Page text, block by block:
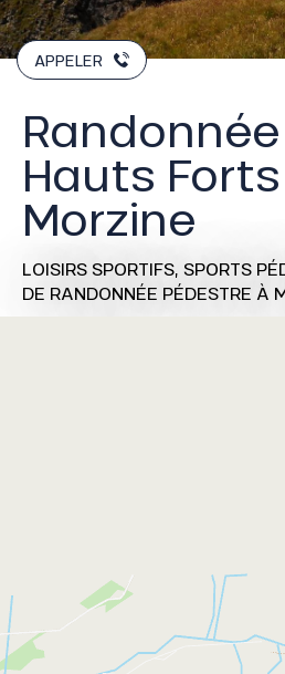
APPELER
Hauts
Morzine
LOISIRS SPORTIFS, SPORTS
DE RANDONNÉE PÉDESTRE À